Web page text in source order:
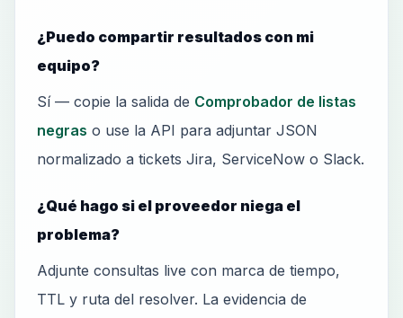
¿Puedo compartir resultados con mi
equipo?
Sí — copie la salida de Comprobador de listas
negras o use la API para adjuntar JSON
normalizado a tickets Jira, ServiceNow o Slack.
¿Qué hago si el proveedor niega el
problema?
Adjunte consultas live con marca de tiempo,
TTL y ruta del resolver. La evidencia de